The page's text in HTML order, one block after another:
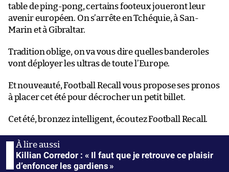
table de ping-pong, certains footeux joueront leur
avenir européen. On s’arrête en Tchéquie, à San-
Marin et à Gibraltar.
Tradition oblige, on va vous dire quelles banderoles
vont déployer les ultras de toute l’Europe.
Et nouveauté, Football Recall vous propose ses pronos
à placer cet été pour décrocher un petit billet.
Cet été, bronzez intelligent, écoutez Football Recall.
Killian Corredor : « Il faut que je retrouve ce plaisir
d’enfoncer les gardiens »